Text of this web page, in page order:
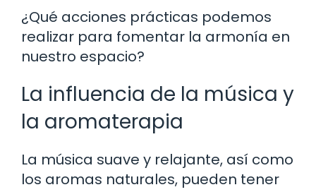
¿Qué acciones prácticas podemos
realizar para fomentar la armonía en
nuestro espacio?
La influencia de la música y
la aromaterapia
La música suave y relajante, así como
los aromas naturales, pueden tener